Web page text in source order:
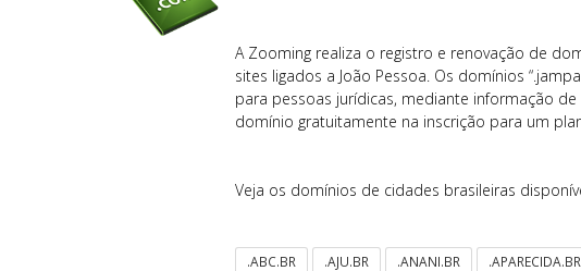
A Zooming realiza o registro e renovação de
sites ligados a João Pessoa. Os domínios
para pessoas jurídicas, mediante informação
domínio gratuitamente na inscrição para um
Veja os domínios de cidades brasileiras
.ABC.BR .AJU.BR .ANANI.BR .APARECIDA.BR